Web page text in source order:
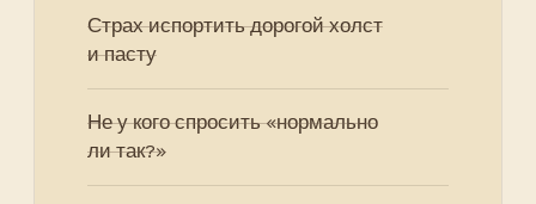
Страх испортить дорогой холст
и пасту
Не у кого спросить «нормально
ли так?»